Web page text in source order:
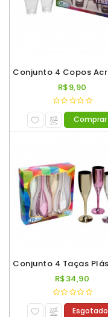
R$9,90
Comprar
R$34,90
Esgotado